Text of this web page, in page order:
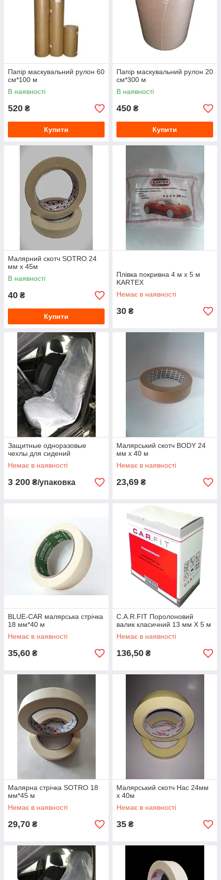
Папір маскувальний рулон 60
см*100 м
В наявності
520 ₴
Купити
Папір маскувальний рулон 20
см*300 м
В наявності
450 ₴
Купити
Малярний скотч SOTRO 24
мм х 45м
В наявності
40 ₴
Купити
Плівка покривна 4 м x 5 м
KARTEX
Немає в наявності
30 ₴
Защитные одноразовые
чехлы для сидений
Немає в наявності
3 200 ₴/упаковка
Малярський скотч BODY 24
мм х 40 м
Немає в наявності
23,69 ₴
BLUE-CAR малярська стрічка
18 мм*40 м
Немає в наявності
35,60 ₴
С.A.R.FIT Поролоновий
валик класичний 13 мм Х 5 м
Немає в наявності
136,50 ₴
Малярна стрічка SOTRO 18
мм*45 м
Немає в наявності
29,70 ₴
Малярський скотч Нас 24мм
х 40м
Немає в наявності
35 ₴